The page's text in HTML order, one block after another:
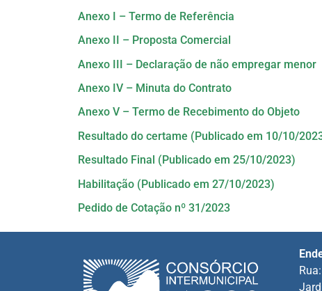
Anexo I – Termo de Referência
Anexo II – Proposta Comercial
Anexo III – Declaração de não empregar menor
Anexo IV – Minuta do Contrato
Anexo V – Termo de Recebimento do Objeto
Resultado do certame (Publicado em 10/10/
Resultado Final (Publicado em 25/10/2023)
Habilitação (Publicado em 27/10/2023)
Pedido de Cotação nº 31/2023